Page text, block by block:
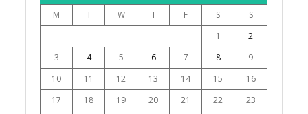
M T W T F S
S
1
2
3
4 5 6 7 8
9
10
11 12 13 14 15
16
17
18 19 20 21 22
23